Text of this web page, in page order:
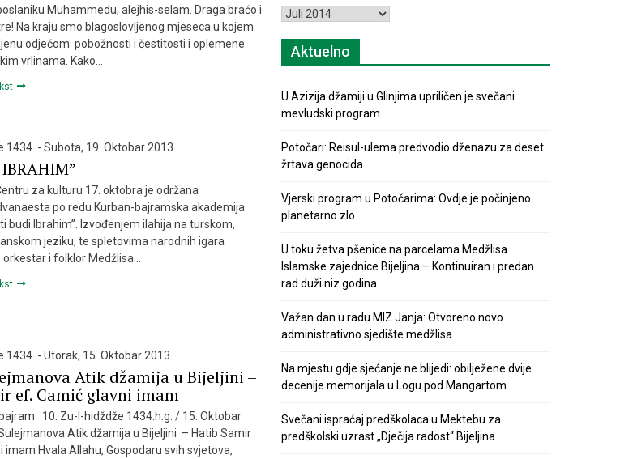
Muhammedu, alejhis-selam. Draga braćo i
Na kraju smo blagoslovljenog mjeseca u kojem
odjećom pobožnosti i čestitosti i oplemene
vrlinama. Kako…
1434. - Subota, 19. Oktobar 2013.
za kulturu 17. oktobra je održana
po redu Kurban-bajramska akademija
budi Ibrahim”. Izvođenjem ilahija na turskom,
jeziku, te spletovima narodnih igara
i folklor Medžlisa…
1434. - Utorak, 15. Oktobar 2013.
Atik džamija u Bijeljini –
ef. Camić glavni imam
10. Zu-l-hidždže 1434.h.g. / 15. Oktobar
Atik džamija u Bijeljini – Hatib Samir
imam Hvala Allahu, Gospodaru svih svjetova,
Arhiva
Aktuelno
U Azizija džamiji u Glinjima upriličen je svečani
mevludski program
Potočari: Reisul-ulema predvodio dženazu za deset
žrtava genocida
Vjerski program u Potočarima: Ovdje je počinjeno
planetarno zlo
U toku žetva pšenice na parcelama Medžlisa
Islamske zajednice Bijeljina – Kontinuiran i predan
rad duži niz godina
Važan dan u radu MIZ Janja: Otvoreno novo
administrativno sjedište medžlisa
Na mjestu gdje sjećanje ne blijedi: obilježene dvije
decenije memorijala u Logu pod Mangartom
Svečani ispraćaj predškolaca u Mektebu za
predškolski uzrast „Dječija radost“ Bijeljina